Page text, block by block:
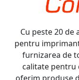
Cu peste 20 de
pentru
furnizarea de
calitate pentru